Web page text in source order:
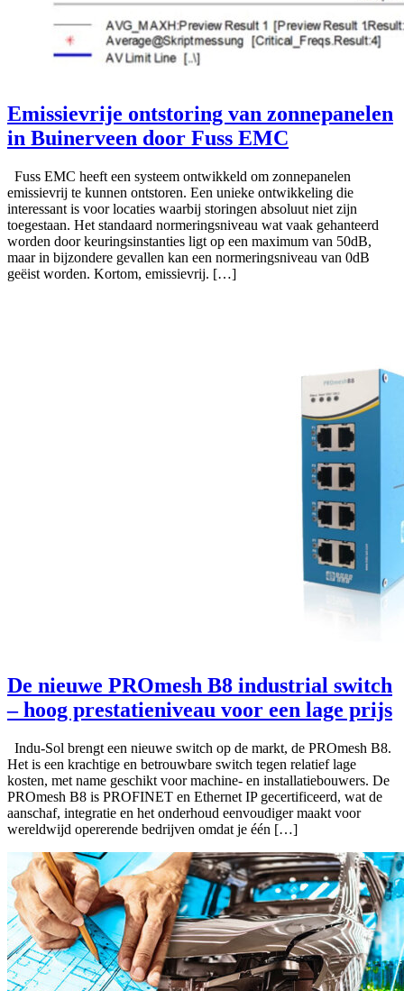
Emissievrije ontstoring van zonnepanelen
in Buinerveen door Fuss EMC
Fuss EMC heeft een systeem ontwikkeld om zonnepanelen
emissievrij te kunnen ontstoren. Een unieke ontwikkeling die
interessant is voor locaties waarbij storingen absoluut niet zijn
toegestaan. Het standaard normeringsniveau wat vaak gehanteerd
worden door keuringsinstanties ligt op een maximum van 50dB,
maar in bijzondere gevallen kan een normeringsniveau van 0dB
geëist worden. Kortom, emissievrij. […]
De nieuwe PROmesh B8 industrial switch
– hoog prestatieniveau voor een lage prijs
Indu-Sol brengt een nieuwe switch op de markt, de PROmesh B8.
Het is een krachtige en betrouwbare switch tegen relatief lage
kosten, met name geschikt voor machine- en installatiebouwers. De
PROmesh B8 is PROFINET en Ethernet IP gecertificeerd, wat de
aanschaf, integratie en het onderhoud eenvoudiger maakt voor
wereldwijd opererende bedrijven omdat je één […]